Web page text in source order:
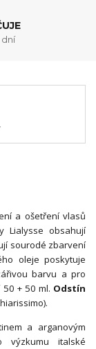
a ošetření vlasů
Lialysse obsahují
sourodé zbarvení
oleje poskytuje
barvu a pro
+ 50 ml. Odstín
a arganovým
výzkumu italské